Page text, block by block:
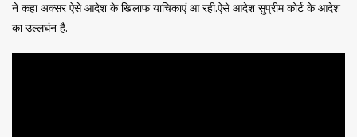
ने कहा अक्सर ऐसे आदेश के खिलाफ याचिकाएं आ रही.ऐसे आदेश सुप्रीम कोर्ट के आदेश
का उल्लघंन है.